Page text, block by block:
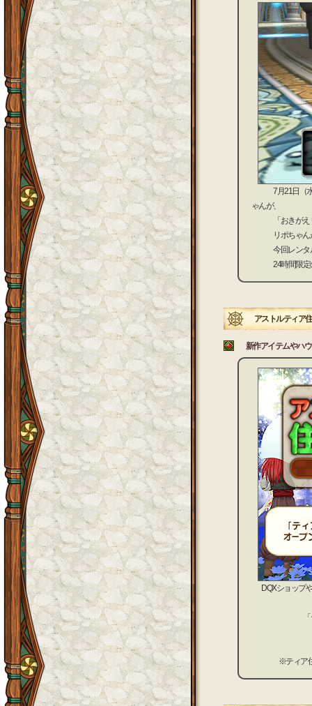
7月21日（水）
ゃんが、
「おきがえリ
リポちゃんが
今回レンタ
24時間限定の
アストルティア
新作アイテムやハ
DQXショップ
※ティア